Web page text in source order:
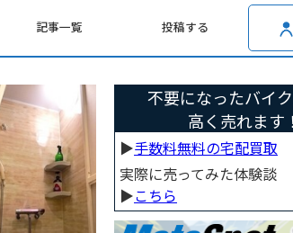
記事一覧 投稿する
不要になったバイク
高く売れます！
▶︎手数料無料の宅配買取
実際に売ってみた体験談
▶︎こちら